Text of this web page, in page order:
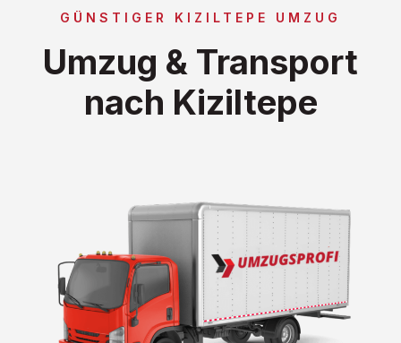
GÜNSTIGER KIZILTEPE UMZUG
Umzug & Transport
nach Kiziltepe